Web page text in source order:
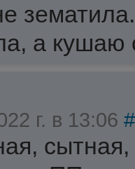
а кушаю
г. в 13:06 #